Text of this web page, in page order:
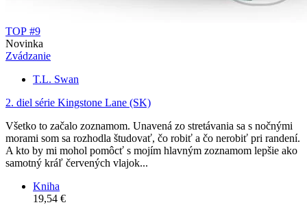
TOP #9
Novinka
Zvádzanie
T.L. Swan
2. diel série Kingstone Lane (SK)
Všetko to začalo zoznamom. Unavená zo stretávania sa s nočnými
morami som sa rozhodla študovať, čo robiť a čo nerobiť pri randení.
A kto by mi mohol pomôcť s mojím hlavným zoznamom lepšie ako
samotný kráľ červených vlajok...
Kniha
19,54 €